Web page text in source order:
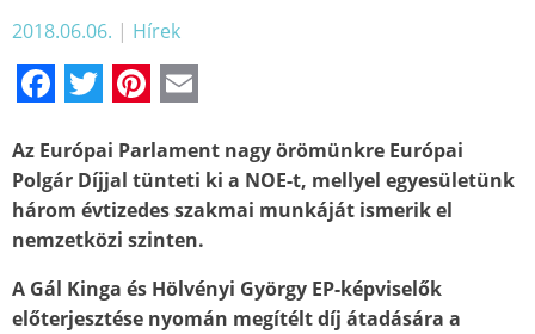
2018.06.06. | Hírek
Facebook
TwitterPinterest
Az Európai Parlament nagy örömünkre Európai
Polgár Díjjal tünteti ki a NOE-t, mellyel egyesületünk
három évtizedes szakmai munkáját ismerik el
nemzetközi szinten.
A Gál Kinga és Hölvényi György EP-képviselők
előterjesztése nyomán megítélt díj átadására a